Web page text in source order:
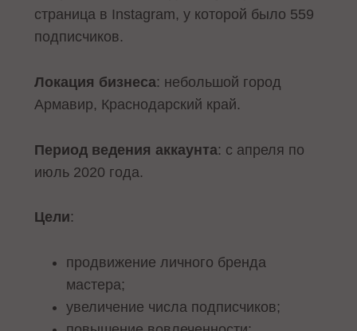
страница в Instagram, у которой было 559
подписчиков.
Локация бизнеса: небольшой город
Армавир, Краснодарский край.
Период ведения аккаунта: с апреля по
июль 2020 года.
Цели:
продвижение личного бренда
мастера;
увеличение числа подписчиков;